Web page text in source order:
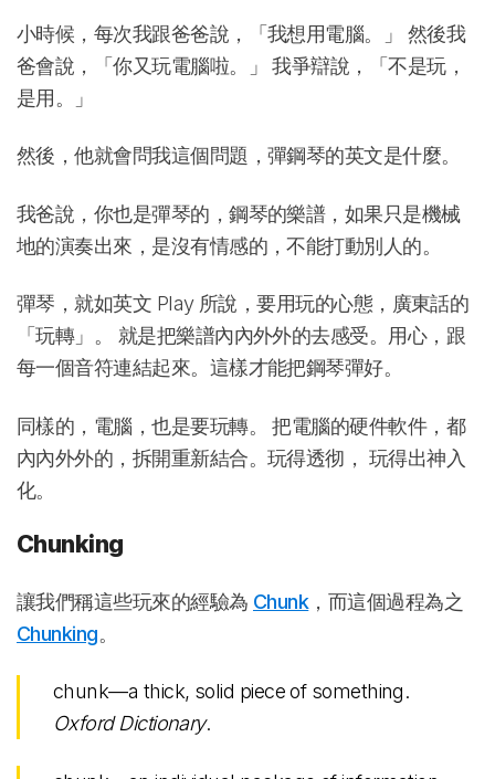
小時候，每次我跟爸爸說，「我想用電腦。」 然後我
爸會說，「你又玩電腦啦。」 我爭辯說，「不是玩，
是用。」
然後，他就會問我這個問題，彈鋼琴的英文是什麼。
我爸說，你也是彈琴的，鋼琴的樂譜，如果只是機械
地的演奏出來，是沒有情感的，不能打動別人的。
彈琴，就如英文 Play 所說，要用玩的心態，廣東話的
「玩轉」。 就是把樂譜內內外外的去感受。用心，跟
每一個音符連結起來。這樣才能把鋼琴彈好。
同樣的，電腦，也是要玩轉。 把電腦的硬件軟件，都
內內外外的，拆開重新結合。玩得透彻， 玩得出神入
化。
Chunking
讓我們稱這些玩來的經驗為 Chunk，而這個過程為之
Chunking。
chunk—a thick, solid piece of something.
Oxford Dictionary.